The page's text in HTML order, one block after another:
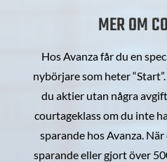
MER OM
Hos Avanza får du en
nybörjare som heter
du aktier utan några
courtageklass om du inte
sparande hos Avanza.
sparande eller gjort över